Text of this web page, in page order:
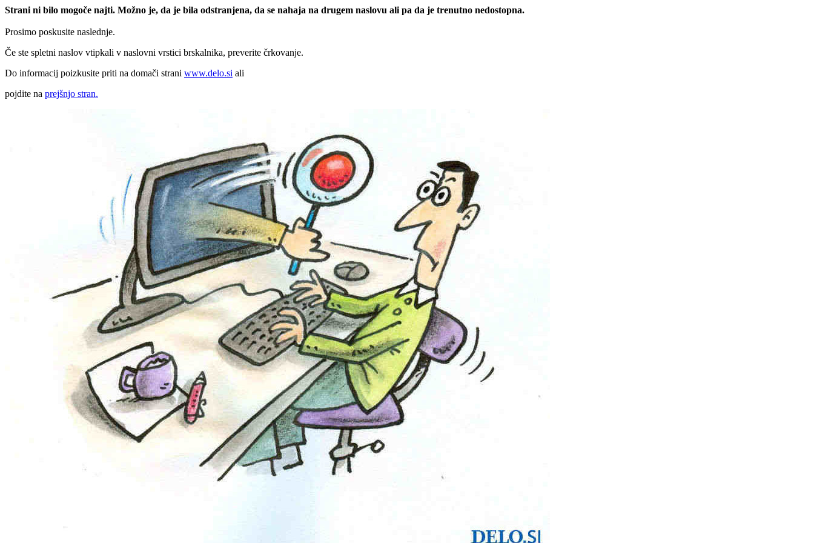
Strani ni bilo mogoče najti. Možno je, da je bila odstranjena, da se nahaja na drugem naslovu ali pa da je trenutno nedostopna.
Prosimo poskusite naslednje.
Če ste spletni naslov vtipkali v naslovni vrstici brskalnika, preverite črkovanje.
Do informacij poizkusite priti na domači strani www.delo.si ali
pojdite na prejšnjo stran.